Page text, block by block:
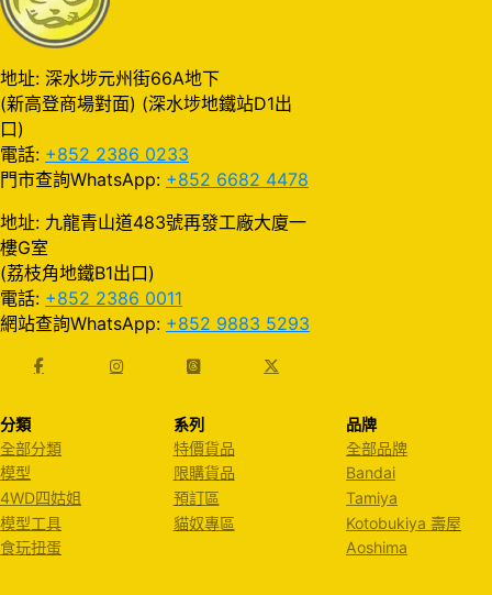
地址: 深水埗元州街66A地下
(新高登商場對面) (深水埗地鐵站D1出
口)
電話: +852 2386 0233
門市查詢WhatsApp: +852 6682 4478
地址: 九龍青山道483號再發工廠大廈一
樓G室
(荔枝角地鐵B1出口)
電話: +852 2386 0011
網站查詢WhatsApp: +852 9883 5293
分類
全部分類
模型
4WD四姑姐
模型工具
食玩扭蛋
系列
特價貨品
限購貨品
預訂區
貓奴專區
品牌
全部品牌
Bandai
Tamiya
Kotobukiya 壽屋
Aoshima